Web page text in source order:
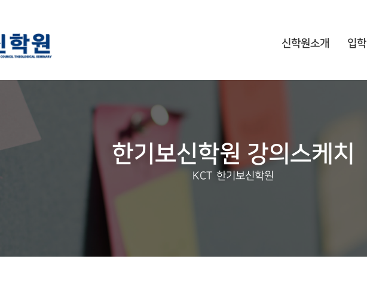
신학원소개 입
한기보신학원 강의스케치
KCT 한기보신학원